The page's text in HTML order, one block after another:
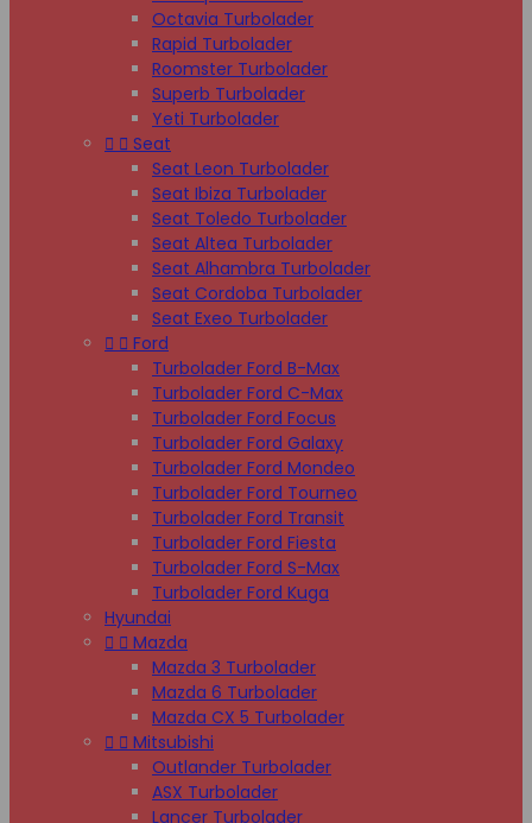
Octavia Turbolader
Rapid Turbolader
Roomster Turbolader
Superb Turbolader
Yeti Turbolader
  Seat
Seat Leon Turbolader
Seat Ibiza Turbolader
Seat Toledo Turbolader
Seat Altea Turbolader
Seat Alhambra Turbolader
Seat Cordoba Turbolader
Seat Exeo Turbolader
  Ford
Turbolader Ford B-Max
Turbolader Ford C-Max
Turbolader Ford Focus
Turbolader Ford Galaxy
Turbolader Ford Mondeo
Turbolader Ford Tourneo
Turbolader Ford Transit
Turbolader Ford Fiesta
Turbolader Ford S-Max
Turbolader Ford Kuga
Hyundai
  Mazda
Mazda 3 Turbolader
Mazda 6 Turbolader
Mazda CX 5 Turbolader
  Mitsubishi
Outlander Turbolader
ASX Turbolader
Lancer Turbolader